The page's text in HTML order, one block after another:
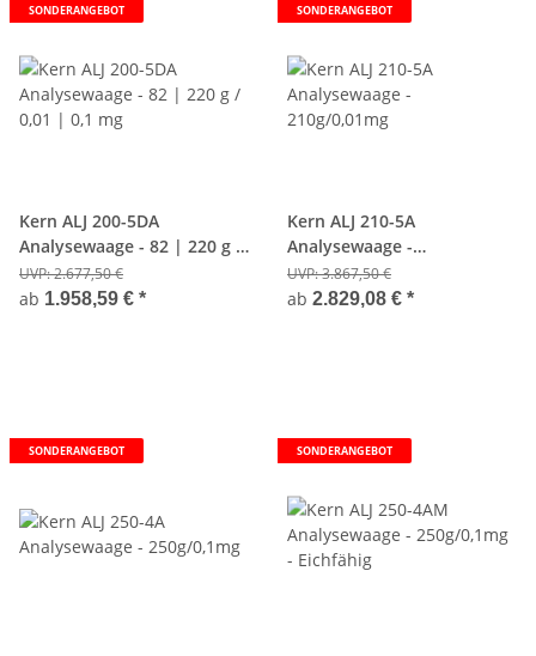
SONDERANGEBOT
Kern ALJ 200-5DA
Analysewaage - 82 | 220 g /
0,01 | 0,1 mg
UVP:2.677,50 €
ab 1.958,59 € *
SONDERANGEBOT
Kern ALJ 210-5A
Analysewaage -
210g/0,01mg
UVP:3.867,50 €
ab 2.829,08 € *
SONDERANGEBOT SONDERANGEBOT